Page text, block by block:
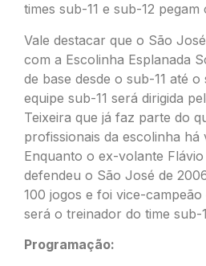
times sub-11 e sub-12 pegam
Vale destacar que o São
com a Escolinha Esplanada
de base desde o sub-11 até o
equipe sub-11 será dirigida
Teixeira que já faz parte do
profissionais da escolinha há
Enquanto o ex-volante
defendeu o São José de
100 jogos e foi vice-
será o treinador do time sub-
Programação: